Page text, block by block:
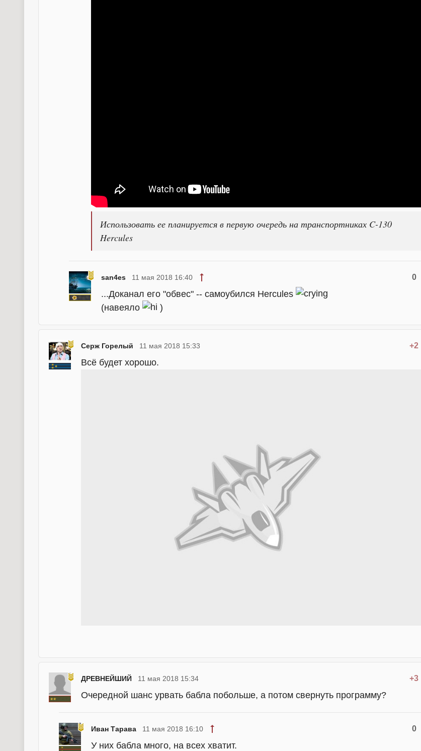
Использовать ее планируется в первую очередь на транспортниках C-130
Hercules
san4es 0
11 мая 2018 16:40
...Доканал его "обвес" -- самоубился Hercules
(навеяло
)
Серж Горелый +2
11 мая 2018 15:33
Всё будет хорошо.
ДРЕВНЕЙШИЙ +3
11 мая 2018 15:34
Очередной шанс урвать бабла побольше, а потом свернуть программу?
Иван Тарава 0
11 мая 2018 16:10
У них бабла много, на всех хватит.